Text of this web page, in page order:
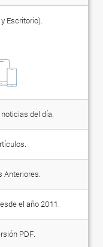
Escritorio).
del día.
Anteriores.
el año 2011.
PDF.